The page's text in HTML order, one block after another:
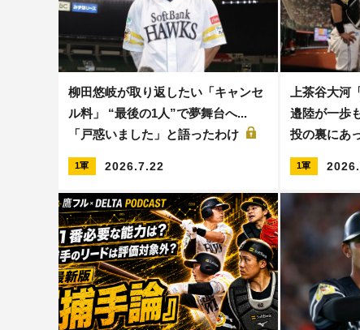
柳田悠岐が取り返したい「キャンセ
ル料」 “最後の1人”で夢舞台へ...
「戸惑いました」と語ったわけ
1軍 2026.7.22
上茶谷大河
邉陸が一歩
投の裏にあ
1軍